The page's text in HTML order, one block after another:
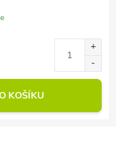
KOŠÍKU